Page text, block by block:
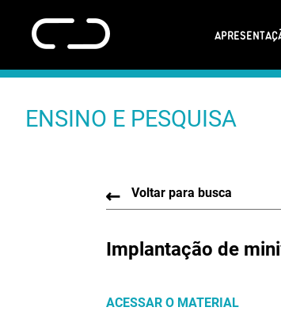
ENSINO E PESQUISA
Voltar para busca
Implantação de
ACESSAR O MATERIAL